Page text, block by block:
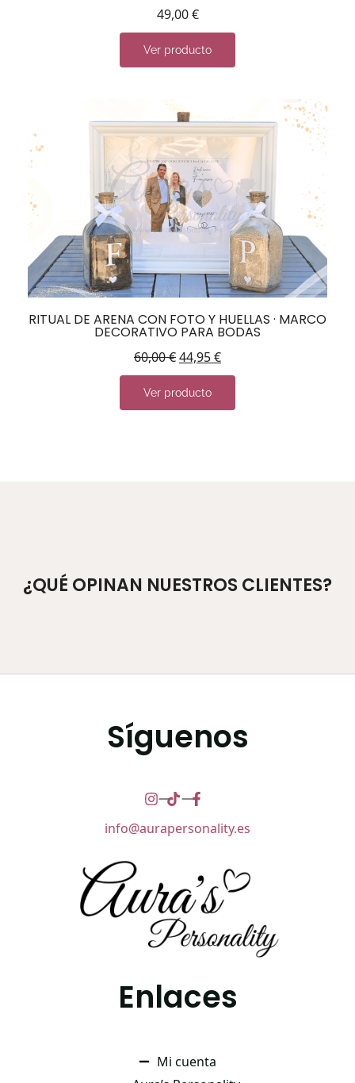
49,00€
Ver producto
RITUAL DE ARENA CON FOTO Y HUELLAS · MARCO
DECORATIVO PARA BODAS
60,00€44,95€
Ver producto
¿QUÉ OPINAN NUESTROS CLIENTES?
Síguenos
info@aurapersonality.es
Enlaces
Mi cuenta